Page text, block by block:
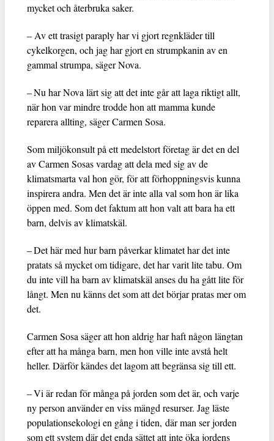
mycket och återbruka saker.
– Av ett trasigt paraply har vi gjort regnkläder till
cykelkorgen, och jag har gjort en strumpkanin av en
gammal strumpa, säger Nova.
– Nu har Nova lärt sig att det inte går att laga riktigt allt,
när hon var mindre trodde hon att mamma kunde
reparera allting, säger Carmen Sosa.
Som miljökonsult på ett medelstort företag är det en del
av Carmen Sosas vardag att dela med sig av de
klimatsmarta val hon gör, för att förhoppningsvis kunna
inspirera andra. Men det är inte alla val som hon är lika
öppen med. Som det faktum att hon valt att bara ha ett
barn, delvis av klimatskäl.
– Det här med hur barn påverkar klimatet har det inte
pratats så mycket om tidigare, det har varit lite tabu. Om
du inte vill ha barn av klimatskäl anses du ha gått lite för
långt. Men nu känns det som att det börjar pratas mer om
det.
Carmen Sosa säger att hon aldrig har haft någon längtan
efter att ha många barn, men hon ville inte avstå helt
heller. Därför kändes det lagom att begränsa sig till ett.
– Vi är redan för många på jorden som det är, och varje
ny person använder en viss mängd resurser. Jag läste
populationsekologi en gång i tiden, där man ser jorden
som ett system där det enda sättet att inte öka jordens